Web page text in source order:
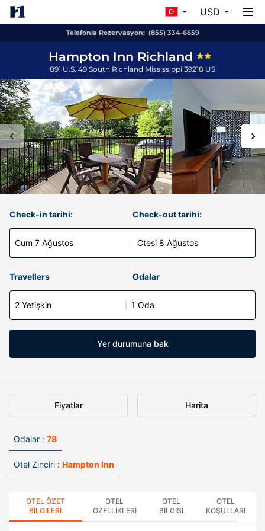
USD
Telefonla Rezervasyon: (855) 334-6659
Hampton Inn Richland
891 U.S. 49 South Richland Mississippi 39218 US
Check-in tarihi:
Cum 7 Ağustos
Check-out tarihi:
Ctesi 8 Ağustos
Travellers Odalar
2 Yetişkin 1 Oda
Yer durumuna bak
Fiyatlar Harita
Odalar : 78
Otel Zinciri : Hampton Inn
OTEL ÖZET
BILGILERI
OTEL
ÖZELLIKLERI
OTEL
BILGISI
OTEL
KOŞULLARI